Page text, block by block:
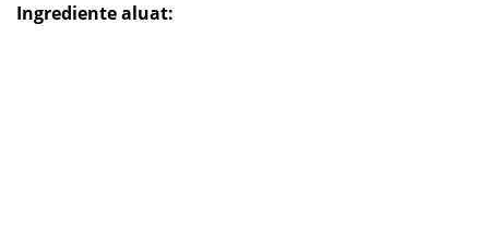
Ingrediente aluat: